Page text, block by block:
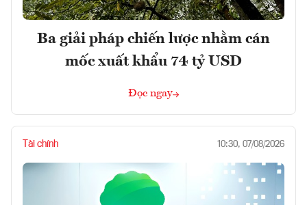
Ba giải pháp chiến lược nhằm cán
mốc xuất khẩu 74 tỷ USD
Đọc ngay
Tài chính 10:30, 07/08/2026